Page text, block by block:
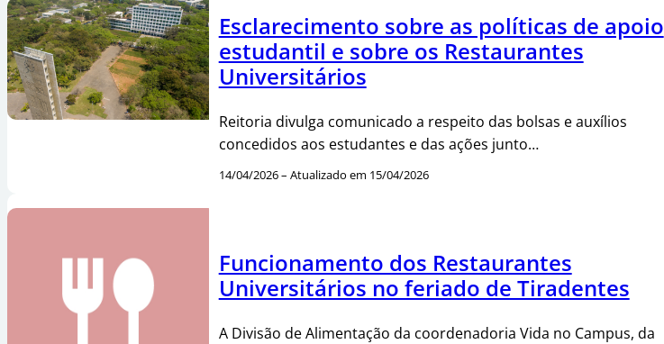
Esclarecimento sobre as políticas de apoio
estudantil e sobre os Restaurantes
Universitários
Reitoria divulga comunicado a respeito das bolsas e auxílios
concedidos aos estudantes e das ações junto…
14/04/2026 – Atualizado em 15/04/2026
Funcionamento dos Restaurantes
Universitários no feriado de Tiradentes
A Divisão de Alimentação da coordenadoria Vida no Campus, da